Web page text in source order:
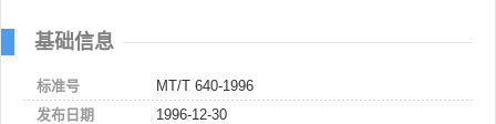
基础信息
标准号
MT/T 640-1996
发布日期
1996-12-30